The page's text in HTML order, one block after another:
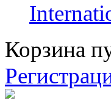
Корзина